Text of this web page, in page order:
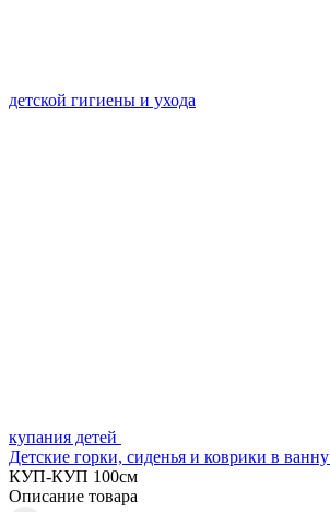
детской гигиены и ухода
купания детей
Детские горки, сиденья и коврики в ванну
КУП-КУП 100см
Описание товара